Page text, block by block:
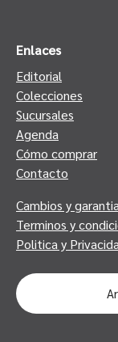
Enlaces
Editorial
Colecciones
Sucursales
Agenda
Cómo comprar
Contacto
Cambios y
Terminos y
Politica y